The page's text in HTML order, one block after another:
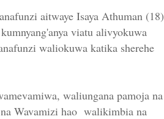
aitwaye Isaya Athuman (18)
viatu alivyokuwa
waliokuwa katika sherehe
waliungana pamoja na
Wavamizi hao walikimbia na